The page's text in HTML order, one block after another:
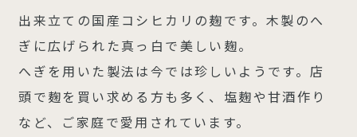
出来立ての国産コシヒカリの麹です。木製のへ
ぎに広げられた真っ白で美しい麹。
へぎを用いた製法は今では珍しいようです。店
頭で麹を買い求める方も多く、塩麹や甘酒作り
など、ご家庭で愛用されています。